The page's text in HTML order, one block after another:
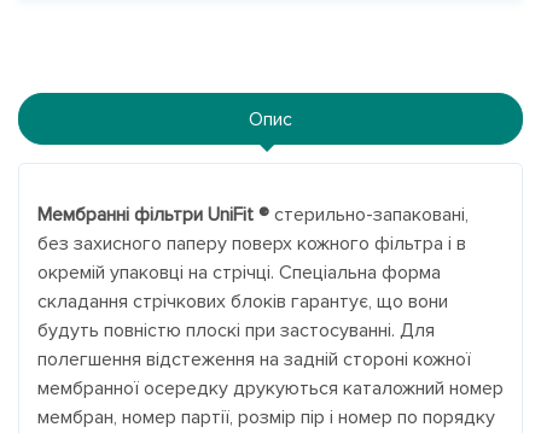
Опис
Мембранні фільтри UniFit ® стерильно-запаковані,
без захисного паперу поверх кожного фільтра і в
окремій упаковці на стрічці. Спеціальна форма
складання стрічкових блоків гарантує, що вони
будуть повністю плоскі при застосуванні. Для
полегшення відстеження на задній стороні кожної
мембранної осередку друкуються каталожний номер
мембран, номер партії, розмір пір і номер по порядку